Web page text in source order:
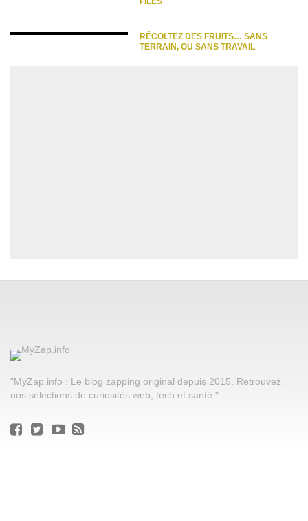
RÉCOLTEZ DES FRUITS… SANS
TERRAIN, OU SANS TRAVAIL
"MyZap.info : Le blog zapping original depuis 2015. Retrouvez
nos sélections de curiosités web, tech et santé."